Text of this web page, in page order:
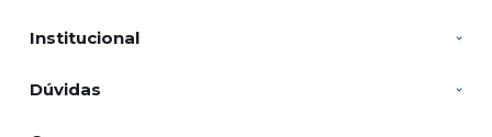
Institucional
Dúvidas